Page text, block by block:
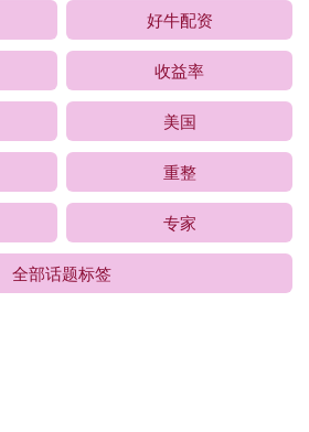
好牛配资
收益率
美国
重整
专家
全部话题标签